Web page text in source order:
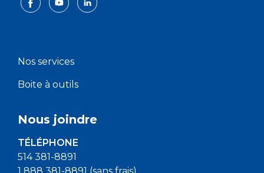
Nos services
Boite à outils
Nous joindre
TÉLÉPHONE
514 381-8891